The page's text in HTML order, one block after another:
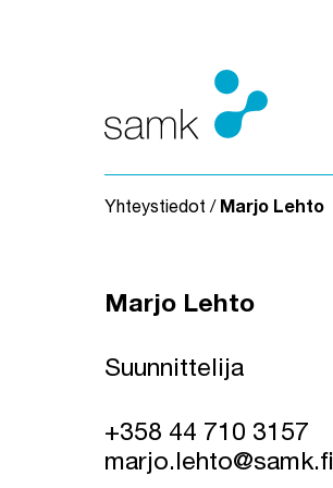
Yhteystiedot / Marjo Lehto
Marjo Lehto
Suunnittelija
+358 44 710 3157
marjo.lehto@samk.fi